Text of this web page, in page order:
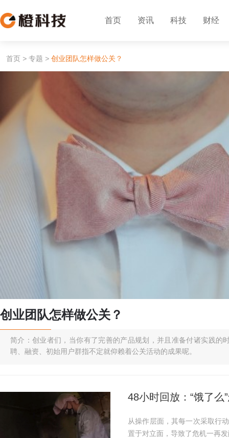
首页 资讯 科技 财经
首页 > 专题 > 创业团队怎样做公关？
创业团队怎样做公关？
简介：创业者们，当你有了完善的产品规划，并且准备付诸实践
聘、融资、初始用户群指不定就仰赖着公关活动的成果呢。
48小时回放：“饿了么
从操作层面，其每一次采取行
置于对立面，导致了危机一再